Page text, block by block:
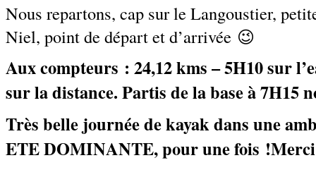
Nous repartons, cap sur le Langoustier,
Niel, point de départ et d’arrivée 😉
Aux compteurs : 24,12 kms – 5H10 sur
sur la distance. Partis de la base à 7H15
Très belle journée de kayak dans une
ETE DOMINANTE, pour une fois !